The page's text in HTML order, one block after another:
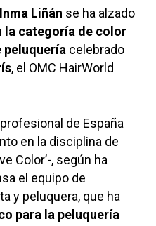
Liñán se ha alzado
la categoría de color
peluquería celebrado
, el OMC HairWorld
de España
en la disciplina de
Color’-, según ha
el equipo de
y peluquera, que ha
para la peluquería